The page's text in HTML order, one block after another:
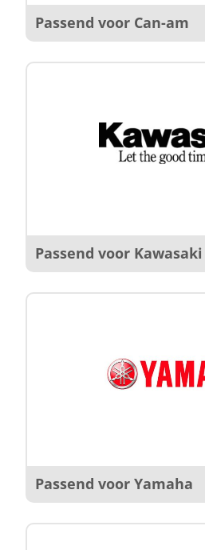
Passend voor Can-am
Passend voor Kawasaki
Passend voor Yamaha